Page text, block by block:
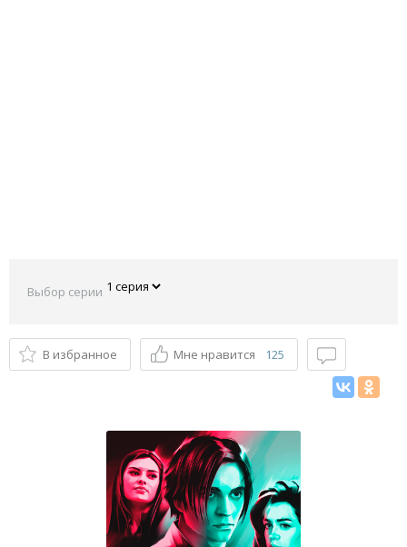
Выбор серии
В избранное Мне нравится 125